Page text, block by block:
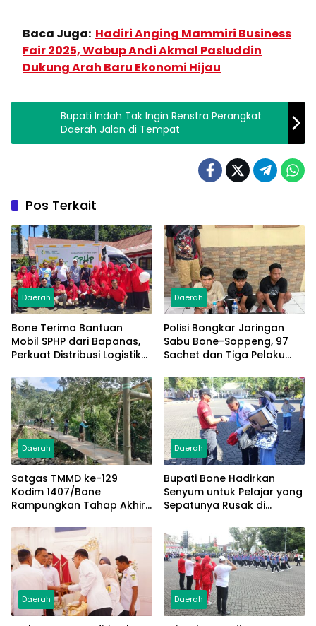
Baca Juga: Hadiri Anging Mammiri Business
Fair 2025, Wabup Andi Akmal Pasluddin
Dukung Arah Baru Ekonomi Hijau
Bupati Indah Tak Ingin Renstra Perangkat
Daerah Jalan di Tempat
Pos Terkait
Daerah
Bone Terima Bantuan
Mobil SPHP dari Bapanas,
Perkuat Distribusi Logistik
Daerah
Polisi Bongkar Jaringan
Sabu Bone-Soppeng, 97
Sachet dan Tiga Pelaku
Daerah
Satgas TMMD ke-129
Kodim 1407/Bone
Rampungkan Tahap Akhir
Pattuku, Jaring Pengaman
Mulai Terpasang
Daerah
Bupati Bone Hadirkan
Senyum untuk Pelajar yang
Sepatunya Rusak di
Kemerdekaan
Daerah Daerah